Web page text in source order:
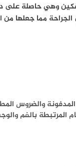
من 15 عامًا في مجال جراحة
مما جعلها
المدفونة والضروس
المرتبطة بالفم